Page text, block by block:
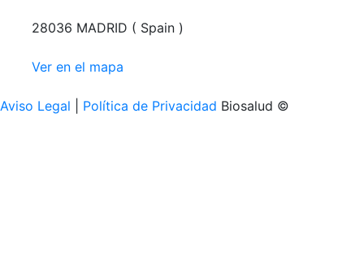
28036 MADRID ( Spain )
Ver en el mapa
Aviso Legal Política de Privacidad Biosalud ©